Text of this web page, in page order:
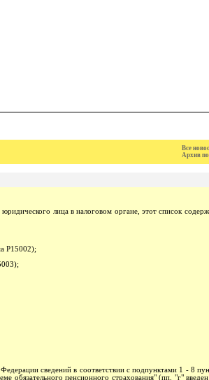
Все
Архив
лица в налоговом органе, этот список
Р15002);
сведений в соответствии с подпунктами 1 - 8
обязательного пенсионного страхования" (пп. "г"